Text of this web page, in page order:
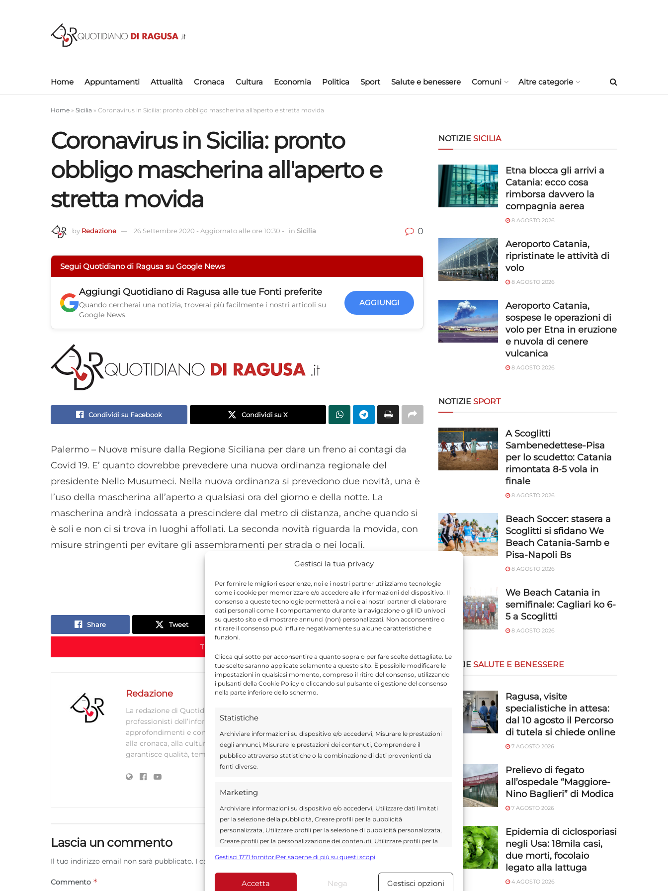
Gestisci la tua privacy
Per fornire le migliori esperienze, noi e i nostri partner utilizziamo tecnologie
come i cookie per memorizzare e/o accedere alle informazioni del dispositivo. Il
consenso a queste tecnologie permetterà a noi e ai nostri partner di elaborare
dati personali come il comportamento durante la navigazione o gli ID univoci
su questo sito e di mostrare annunci (non) personalizzati. Non acconsentire o
ritirare il consenso può influire negativamente su alcune caratteristiche e
funzioni.
Clicca qui sotto per acconsentire a quanto sopra o per fare scelte dettagliate. Le
tue scelte saranno applicate solamente a questo sito. È possibile modificare le
impostazioni in qualsiasi momento, compreso il ritiro del consenso, utilizzando
i pulsanti della Cookie Policy o cliccando sul pulsante di gestione del consenso
nella parte inferiore dello schermo.
Statistiche
Archiviare informazioni su dispositivo e/o accedervi, Misurare le prestazioni
degli annunci, Misurare le prestazioni dei contenuti, Comprendere il
pubblico attraverso statistiche o la combinazione di dati provenienti da
fonti diverse.
Marketing
Archiviare informazioni su dispositivo e/o accedervi, Utilizzare dati limitati
per la selezione della pubblicità, Creare profili per la pubblicità
personalizzata, Utilizzare profili per la selezione di pubblicità personalizzata,
Creare profili per la personalizzazione dei contenuti, Utilizzare profili per la
Utilizzare dati limitati per la selezione dei contenuti.
Funzionalità Sempre attivo
Gestisci 1771 fornitoriPer saperne di più su questi scopi
Accetta Nega Gestisci opzioni
Home Appuntamenti Attualità Cronaca Cultura Economia Politica Sport Salute e benessere Comuni Altre categorie
Home » Sicilia » Coronavirus in Sicilia: pronto obbligo mascherina all'aperto e stretta movida
Coronavirus in Sicilia: pronto
obbligo mascherina all'aperto e
stretta movida
by Redazione 26 Settembre 2020 - Aggiornato alle ore 10:30 - in Sicilia 0
Segui Quotidiano di Ragusa su Google News
Aggiungi Quotidiano di Ragusa alle tue Fonti preferite
Quando cercherai una notizia, troverai più facilmente i nostri articoli su
Google News.
AGGIUNGI
Condividi su Facebook Condividi su X
Palermo – Nuove misure dalla Regione Siciliana per dare un freno ai contagi da
Covid 19. E’ quanto dovrebbe prevedere una nuova ordinanza regionale del
presidente Nello Musumeci. Nella nuova ordinanza si prevedono due novità, una è
l’uso della mascherina all’aperto a qualsiasi ora del giorno e della notte. La
mascherina andrà indossata a prescindere dal metro di distanza, anche quando si
è soli e non ci si trova in luoghi affollati. La seconda novità riguarda la movida, con
misure stringenti per evitare gli assembramenti per strada o nei locali.
Share Tweet Share
TORNA IN SICILIA
Redazione
La redazione di Quotidianodiragusa.it è composta da giornalisti, collaboratori e
professionisti dell’informazione che ogni giorno lavorano per offrire notizie,
approfondimenti e contenuti accurati dedicati alla Sicilia, all’attualità, alla politica,
alla cronaca, alla cultura e allo sport. Un team dinamico e indipendente che
garantisce qualità, tempestività e affidabilità.
Lascia un commento
Il tuo indirizzo email non sarà pubblicato. I campi obbligatori sono contrassegnati*
Commento *
NOTIZIE SICILIA
Etna blocca gli arrivi a
Catania: ecco cosa
rimborsa davvero la
compagnia aerea
8 AGOSTO 2026
Aeroporto Catania,
ripristinate le attività di
volo
8 AGOSTO 2026
Aeroporto Catania,
sospese le operazioni di
volo per Etna in eruzione
e nuvola di cenere
vulcanica
8 AGOSTO 2026
NOTIZIE SPORT
A Scoglitti
Sambenedettese-Pisa
per lo scudetto: Catania
rimontata 8-5 vola in
finale
8 AGOSTO 2026
Beach Soccer: stasera a
Scoglitti si sfidano We
Beach Catania-Samb e
Pisa-Napoli Bs
8 AGOSTO 2026
We Beach Catania in
semifinale: Cagliari ko 6-
5 a Scoglitti
8 AGOSTO 2026
NOTIZIE SALUTE E BENESSERE
Ragusa, visite
specialistiche in attesa:
dal 10 agosto il Percorso
di tutela si chiede online
7 AGOSTO 2026
Prelievo di fegato
all’ospedale “Maggiore-
Nino Baglieri” di Modica
7 AGOSTO 2026
Epidemia di ciclosporiasi
negli Usa: 18mila casi,
due morti, focolaio
legato alla lattuga
4 AGOSTO 2026